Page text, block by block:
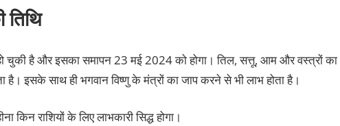
है और इसका समापन 23 मई 2024 को होगा। तिल, सत्तू, आम और वस्त्रों का
इसके साथ ही भगवान विष्णु के मंत्रों का जाप करने से भी लाभ होता है।
राशियों के लिए लाभकारी सिद्ध होगा।